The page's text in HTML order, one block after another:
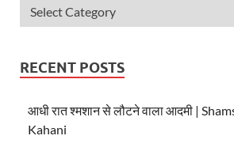
RECENT POSTS
आधी रात श्मशान से लौटने वाला आदमी |
Kahani